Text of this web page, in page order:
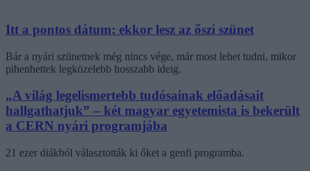
Itt a pontos dátum: ekkor lesz az őszi szünet
Bár a nyári szünetnek még nincs vége, már most lehet tudni, mikor
pihenhettek legközelebb hosszabb ideig.
„A világ legelismertebb tudósainak előadásait
hallgathatjuk” – két magyar egyetemista is bekerült
a CERN nyári programjába
21 ezer diákból választották ki őket a genfi programba.